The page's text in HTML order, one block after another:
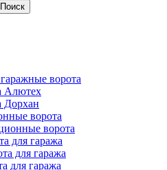
Поиск
ворота
Алютех
Дорхан
ворота
ворота
для гаража
для гаража
для гаража